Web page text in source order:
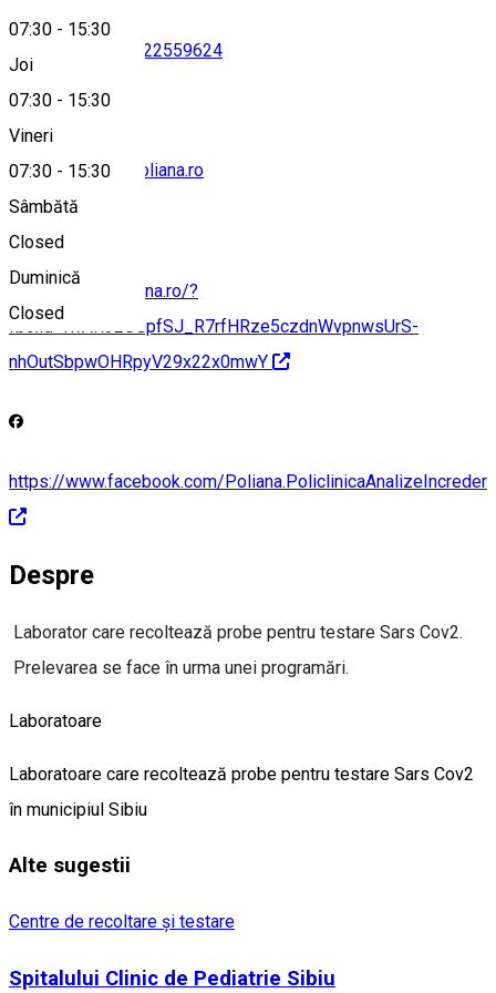
07:30 - 15:30
Joi
07:30 - 15:30
Vineri
07:30 - 15:30
Sâmbătă
Closed
Duminică
Closed
0722559624
receptie.sibiu@poliana.ro
https://www.poliana.ro/?
fbclid=IwAR32UGpfSJ_R7rfHRze5czdnWvpnwsUrS-
nhOutSbpwOHRpyV29x22x0mwY
https://www.facebook.com/Poliana.PoliclinicaAnalizeIncredere
Despre
Laborator care recoltează probe pentru testare Sars Cov2.
Prelevarea se face în urma unei programări.
Laboratoare
Laboratoare care recoltează probe pentru testare Sars Cov2
în municipiul Sibiu
Alte sugestii
Centre de recoltare și testare
Spitalului Clinic de Pediatrie Sibiu